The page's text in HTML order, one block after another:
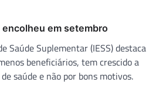
em setembro
Saúde Suplementar (IESS) destaca
beneficiários, tem crescido a
saúde e não por bons motivos.